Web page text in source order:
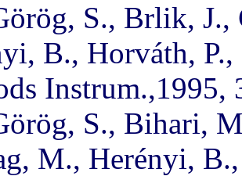
S., Brlik, J.,
B., Horváth,
Instrum.,1995,
S., Bihari,
M., Herényi,